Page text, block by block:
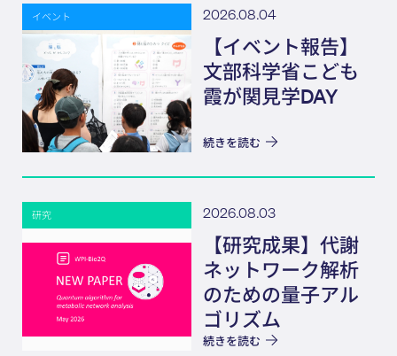
イベント 2026.08.04
【イベント報告】
文部科学省こども
霞が関見学DAY
続きを読む
研究 2026.08.03
【研究成果】代謝
ネットワーク解析
のための量子アル
ゴリズム
続きを読む